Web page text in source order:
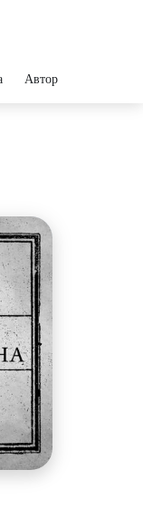
Авторы